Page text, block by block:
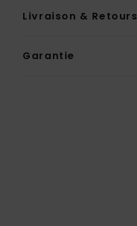
Livraison & Retours
Garantie